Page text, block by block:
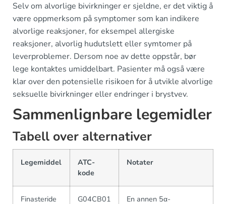
Selv om alvorlige bivirkninger er sjeldne, er det viktig å
være oppmerksom på symptomer som kan indikere
alvorlige reaksjoner, for eksempel allergiske
reaksjoner, alvorlig hudutslett eller symtomer på
leverproblemer. Dersom noe av dette oppstår, bør
lege kontaktes umiddelbart. Pasienter må også være
klar over den potensielle risikoen for å utvikle alvorlige
seksuelle bivirkninger eller endringer i brystvev.
Sammenlignbare legemidler
Tabell over alternativer
Legemiddel
ATC-
kode
Notater
Finasteride G04CB01
En annen 5α-